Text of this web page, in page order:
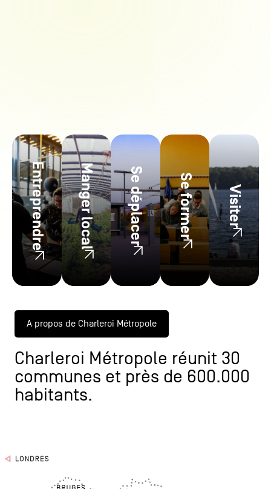
Entreprendre Manger local Se déplacer Se former Visiter
A propos de Charleroi Métropole
Charleroi Métropole réunit 30
communes et près de 600.000
habitants.